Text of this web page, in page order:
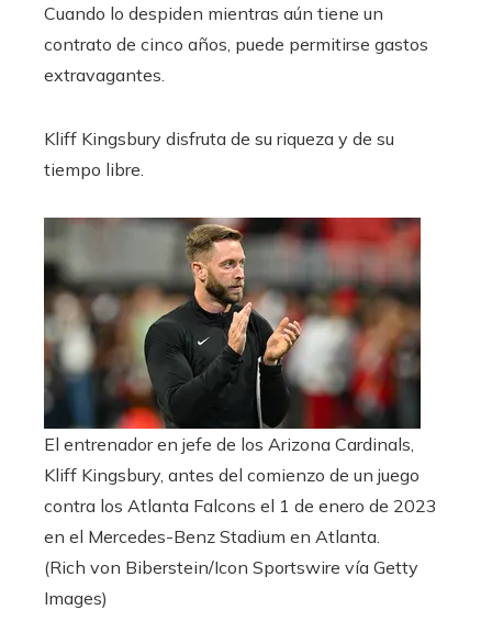
Cuando lo despiden mientras aún tiene un
contrato de cinco años, puede permitirse gastos
extravagantes.
Kliff Kingsbury disfruta de su riqueza y de su
tiempo libre.
El entrenador en jefe de los Arizona Cardinals,
Kliff Kingsbury, antes del comienzo de un juego
contra los Atlanta Falcons el 1 de enero de 2023
en el Mercedes-Benz Stadium en Atlanta.
(Rich von Biberstein/Icon Sportswire vía Getty
Images)